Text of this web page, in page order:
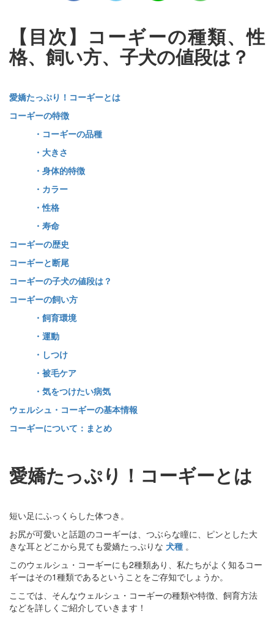
【目次】コーギーの種類、性
格、飼い方、子犬の値段は？
愛嬌たっぷり！コーギーとは
コーギーの特徴
・コーギーの品種
・大きさ
・身体的特徴
・カラー
・性格
・寿命
コーギーの歴史
コーギーと断尾
コーギーの子犬の値段は？
コーギーの飼い方
・飼育環境
・運動
・しつけ
・被毛ケア
・気をつけたい病気
ウェルシュ・コーギーの基本情報
コーギーについて：まとめ
愛嬌たっぷり！コーギーとは
短い足にふっくらした体つき。
お尻が可愛いと話題のコーギーは、つぶらな瞳に、ピンとした大
きな耳とどこから見ても愛嬌たっぷりな 犬種 。
このウェルシュ・コーギーにも2種類あり、私たちがよく知るコー
ギーはその1種類であるということをご存知でしょうか。
ここでは、そんなウェルシュ・コーギーの種類や特徴、飼育方法
などを詳しくご紹介していきます！